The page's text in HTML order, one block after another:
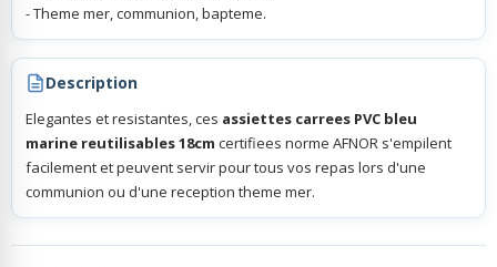
- Theme mer, communion, bapteme.
Description
Elegantes et resistantes, ces assiettes carrees PVC bleu
marine reutilisables 18cm certifiees norme AFNOR s'empilent
facilement et peuvent servir pour tous vos repas lors d'une
communion ou d'une reception theme mer.